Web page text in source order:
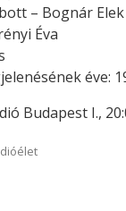
– Bognár Elek
Éva
éve:
Budapest I.,